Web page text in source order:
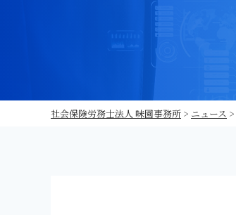
社会保険労務士法人 味園事務所 > ニュース >